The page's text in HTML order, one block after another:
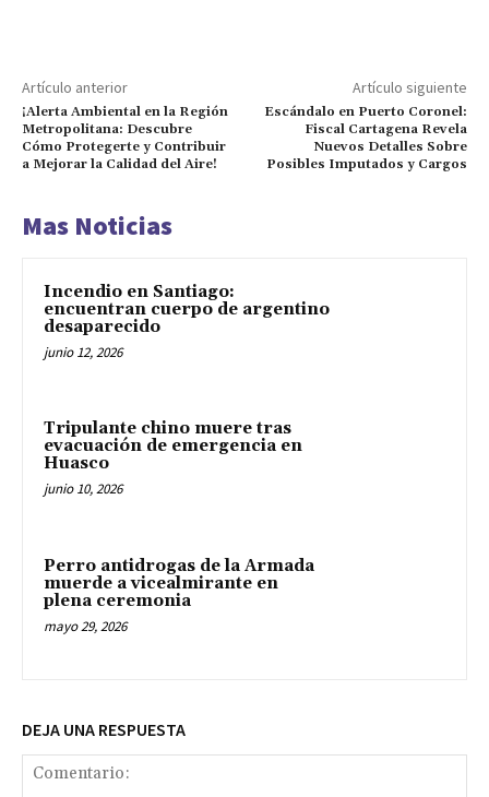
Artículo anterior
¡Alerta Ambiental en la Región
Metropolitana: Descubre
Cómo Protegerte y Contribuir
a Mejorar la Calidad del Aire!
Artículo siguiente
Escándalo en Puerto Coronel:
Fiscal Cartagena Revela
Nuevos Detalles Sobre
Posibles Imputados y Cargos
Mas Noticias
Incendio en Santiago:
encuentran cuerpo de argentino
desaparecido
junio 12, 2026
Tripulante chino muere tras
evacuación de emergencia en
Huasco
junio 10, 2026
Perro antidrogas de la Armada
muerde a vicealmirante en
plena ceremonia
mayo 29, 2026
DEJA UNA RESPUESTA